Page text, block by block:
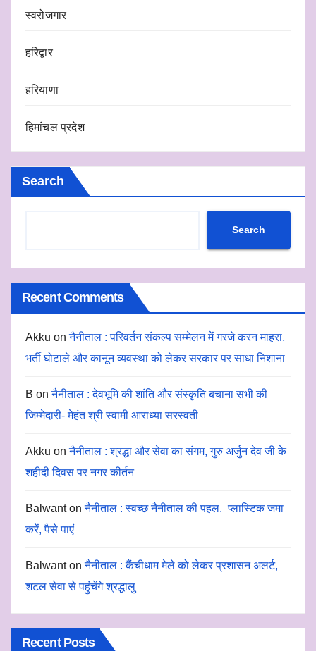
स्वरोजगार
हरिद्वार
हरियाणा
हिमांचल प्रदेश
Search
Search
Recent Comments
Akku onनैनीताल : परिवर्तन संकल्प सम्मेलन में गरजे करन माहरा,
भर्ती घोटाले और कानून व्यवस्था को लेकर सरकार पर साधा निशाना
B onनैनीताल : देवभूमि की शांति और संस्कृति बचाना सभी की
जिम्मेदारी- मेहंत श्री स्वामी आराध्या सरस्वती
Akku onनैनीताल : श्रद्धा और सेवा का संगम, गुरु अर्जुन देव जी के
शहीदी दिवस पर नगर कीर्तन
Balwantonनैनीताल : स्वच्छ नैनीताल की पहल. प्लास्टिक जमा
करें, पैसे पाएं
Balwantonनैनीताल : कैंचीधाम मेले को लेकर प्रशासन अलर्ट,
शटल सेवा से पहुंचेंगे श्रद्धालु
Recent Posts